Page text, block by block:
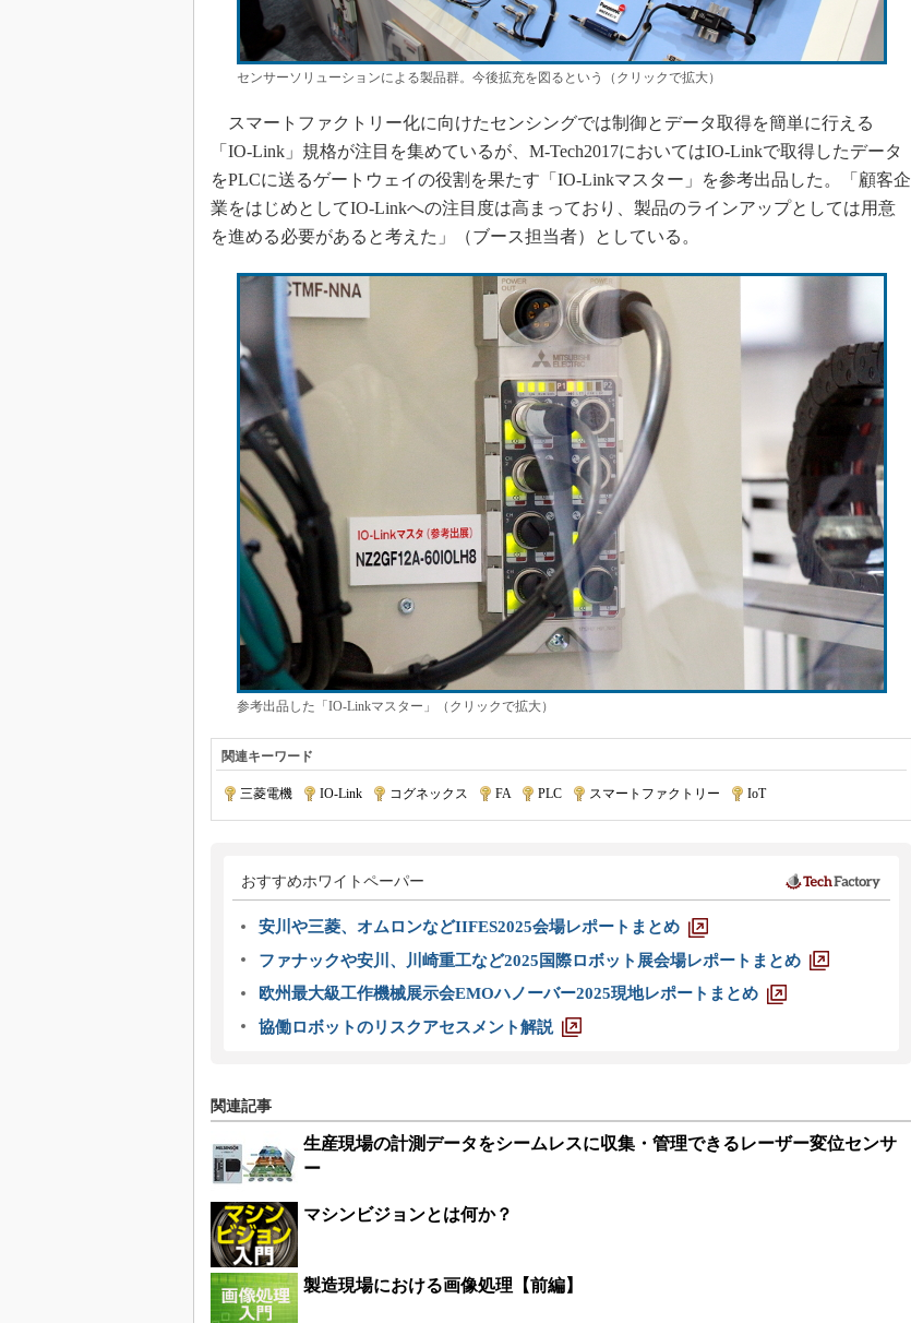
センサーソリューションによる製品群。今後拡充を図るという（クリックで拡大）
スマートファクトリー化に向けたセンシングでは制御とデータ取得を簡単に行える
「IO-Link」規格が注目を集めているが、M-Tech2017においてはIO-Linkで取得したデータ
をPLCに送るゲートウェイの役割を果たす「IO-Linkマスター」を参考出品した。「顧客企
業をはじめとしてIO-Linkへの注目度は高まっており、製品のラインアップとしては用意
を進める必要があると考えた」（ブース担当者）としている。
参考出品した「IO-Linkマスター」（クリックで拡大）
関連キーワード
三菱電機 IO-Link コグネックス FA| PLC スマートファクトリー IoT
おすすめホワイトペーパー
安川や三菱、オムロンなどIIFES2025会場レポートまとめ
ファナックや安川、川崎重工など2025国際ロボット展会場レポートまとめ
欧州最大級工作機械展示会EMOハノーバー2025現地レポートまとめ
協働ロボットのリスクアセスメント解説
関連記事
生産現場の計測データをシームレスに収集・管理できるレーザー変位センサ
ー
マシンビジョンとは何か？
製造現場における画像処理【前編】